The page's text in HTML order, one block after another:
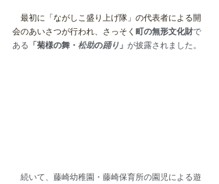
最初に「ながしこ盛り上げ隊」の代表者による開
会のあいさつが行われ、さっそく 町の無形文化財で
ある 「菊様の舞・ 松助の踊り 」 が披露されました。
続いて、藤崎幼稚園・藤崎保育所の園児による遊